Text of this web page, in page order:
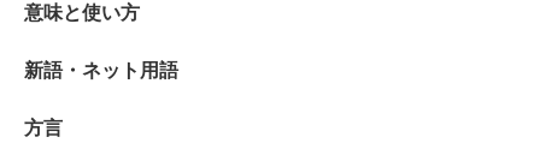
意味と使い方
新語・ネット用語
方言